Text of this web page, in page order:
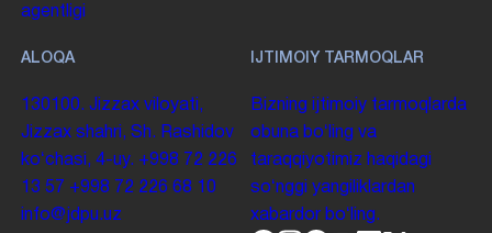
agentligi
ALOQA
130100. Jizzax viloyati,
Jizzax shahri, Sh. Rashidov
koʻchasi, 4-uy. +998 72 226
13 57 +998 72 226 68 10
info@jdpu.uz
IJTIMOIY TARMOQLAR
Bizning ijtimoiy tarmoqlarda
obuna boʻling va
taraqqiyotimiz haqidagi
soʻnggi yangiliklardan
xabardor boʻling.